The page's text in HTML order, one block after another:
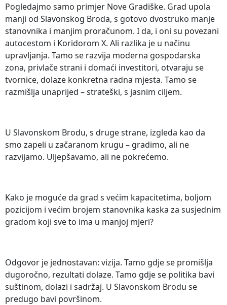
Pogledajmo samo primjer Nove Gradiške. Grad upola
manji od Slavonskog Broda, s gotovo dvostruko manje
stanovnika i manjim proračunom. I da, i oni su povezani
autocestom i Koridorom X. Ali razlika je u načinu
upravljanja. Tamo se razvija moderna gospodarska
zona, privlače strani i domaći investitori, otvaraju se
tvornice, dolaze konkretna radna mjesta. Tamo se
razmišlja unaprijed – strateški, s jasnim ciljem.
U Slavonskom Brodu, s druge strane, izgleda kao da
smo zapeli u začaranom krugu – gradimo, ali ne
razvijamo. Uljepšavamo, ali ne pokrećemo.
Kako je moguće da grad s većim kapacitetima, boljom
pozicijom i većim brojem stanovnika kaska za susjednim
gradom koji sve to ima u manjoj mjeri?
Odgovor je jednostavan: vizija. Tamo gdje se promišlja
dugoročno, rezultati dolaze. Tamo gdje se politika bavi
suštinom, dolazi i sadržaj. U Slavonskom Brodu se
predugo bavi površinom.